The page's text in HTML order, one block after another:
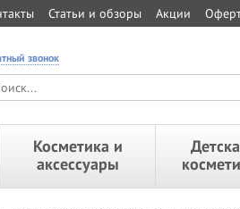
Статьи и обзоры Акции
звонок
Косметика и
аксессуары